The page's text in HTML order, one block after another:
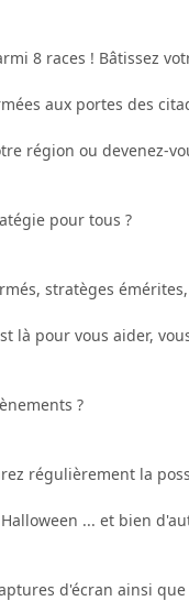
8 races ! Bâtissez
aux portes des
région ou devenez-
pour tous ?
stratèges
là pour vous aider,
?
régulièrement la
... et bien
d'écran ainsi